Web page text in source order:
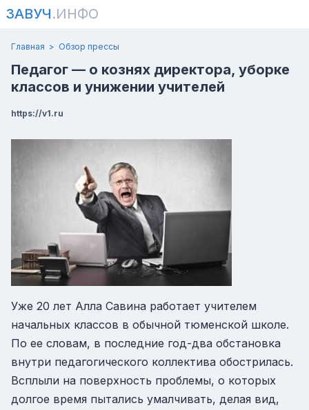
ЗАВУЧ.ИНФО
Главная Обзор прессы
Педагог — о кознях директора, уборке
классов и унижении учителей
https://v1.ru
Уже 20 лет Алла Савина работает учителем
начальных классов в обычной тюменской школе.
По ее словам, в последние год-два обстановка
внутри педагогического коллектива обострилась.
Всплыли на поверхность проблемы, о которых
долгое время пытались умалчивать, делая вид,